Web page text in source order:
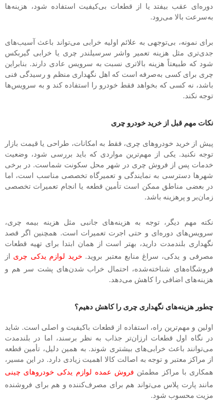
دوره‌ای عقب بیفتد یا از قطعات بی‌کیفیت استفاده شود، هزینه‌ها
به‌سرعت بالا می‌رود.
برای نمونه، بی‌توجهی به علائم اولیه خرابی می‌تواند باعث آسیب‌های
جدی‌تری مثل هزینه تعمیر واشر سرسیلندر چری یا خرابی گیربکس
شود که طبیعتاً هزینه بالاتری نسبت به سرویس عادی دارند. بنابراین
چری برای کسی به‌صرفه است که اهل نگهداری منظم و رسیدگی فنی
باشد، نه کسی که بخواهد فقط خودرو را استفاده کند و به سرویس‌ها
توجه نکند.
نکات مهم قبل از خرید خودرو چری
پیش از خرید خودروهای چری، فقط به امکانات، طراحی یا قیمت بازار
توجه نکنید. یکی از مهم‌ترین مواردی که باید بررسی شود، وضعیت
خدمات پس از فروش چری در شهر محل سکونت شماست. در برخی
شهرها دسترسی به نمایندگی و تعمیرگاه تخصصی مناسب است، اما
در بعضی مناطق ممکن است تأمین قطعه یا انجام تعمیرات تخصصی
زمان‌بر و پرهزینه باشد.
نکته مهم دیگر، توجه به هزینه‌های جانبی مثل هزینه بیمه چری،
سرویس‌های دوره‌ای و حتی اجرت تعمیرات است. همچنین اگر قصد
نگهداری بلندمدت دارید، بهتر است از همان ابتدا برای تهیه قطعات
مصرفی و یدکی، سراغ منابع معتبر بروید. خرید لوازم یدکی چری از
فروشگاه‌های شناخته‌شده، احتمال خراب شدن‌های پشت سر هم و
هزینه‌های اضافی را کاهش می‌دهد.
چطور هزینه‌های نگهداری چری را کاهش دهیم؟
اولین و مهم‌ترین راه، استفاده از قطعات باکیفیت و اصلی است. شاید
در نگاه اول قطعات ارزان‌تر جذاب به نظر برسند، اما در بلندمدت
می‌توانند باعث خرابی‌های بیشتری شوند. به همین دلیل، تأمین قطعه
از مراکز معتبر و توجه به اصالت کالا اهمیت زیادی دارد. در این مسیر،
همکاری با مراکز مطمئن فروش عمده لوازم یدکی خودروهای چینی
مانند پارت پلاس می‌تواند هم برای مصرف‌کننده و هم برای فروشنده
مزیت محسوب شود.